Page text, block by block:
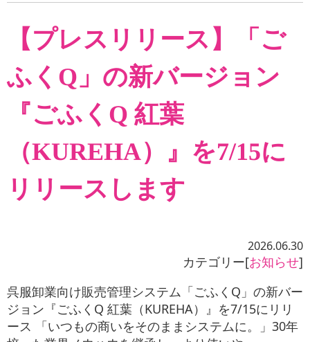
【プレスリリース】「ご
ふくQ」の新バージョン
『ごふくQ 紅葉
（KUREHA）』を7/15に
リリースします
2026.06.30
カテゴリー[お知らせ]
呉服卸業向け販売管理システム「ごふくQ」の新バー
ジョン『ごふくQ 紅葉（KUREHA）』を7/15にリリ
ース 「いつもの商いをそのままシステムに。」30年